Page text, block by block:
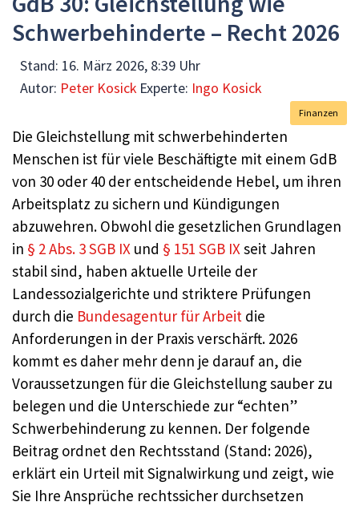
Schwerbehinderte – Recht 2026
Stand: 16. März 2026, 8:39 Uhr
Autor: Peter Kosick Experte: Ingo Kosick
Finanzen
Die Gleichstellung mit schwerbehinderten
Menschen ist für viele Beschäftigte mit einem GdB
von 30 oder 40 der entscheidende Hebel, um ihren
Arbeitsplatz zu sichern und Kündigungen
abzuwehren. Obwohl die gesetzlichen Grundlagen
in § 2 Abs. 3 SGB IX und § 151 SGB IXseit Jahren
stabil sind, haben aktuelle Urteile der
Landessozialgerichte und striktere Prüfungen
durch die Bundesagentur für Arbeit die
Anforderungen in der Praxis verschärft. 2026
kommt es daher mehr denn je darauf an, die
Voraussetzungen für die Gleichstellung sauber zu
belegen und die Unterschiede zur “echten”
Schwerbehinderung zu kennen. Der folgende
Beitrag ordnet den Rechtsstand (Stand: 2026),
erklärt ein Urteil mit Signalwirkung und zeigt, wie
Sie Ihre Ansprüche rechtssicher durchsetzen